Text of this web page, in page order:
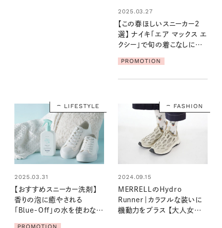
2025.03.27
【この春ほしいスニーカー2
選】 ナイキ「エア マックス エ
クシー」で旬の着こなしにア
PROMOTION
LIFESTYLE
2025.03.31
【おすすめスニーカー洗剤】
香りの泡に癒やされる
「Blue‐Off」の水を使わない
PROMOTION
FASHION
2024.09.15
MERRELLのHydro
Runner｜カラフルな装いに
機動力をプラス 【大人女子